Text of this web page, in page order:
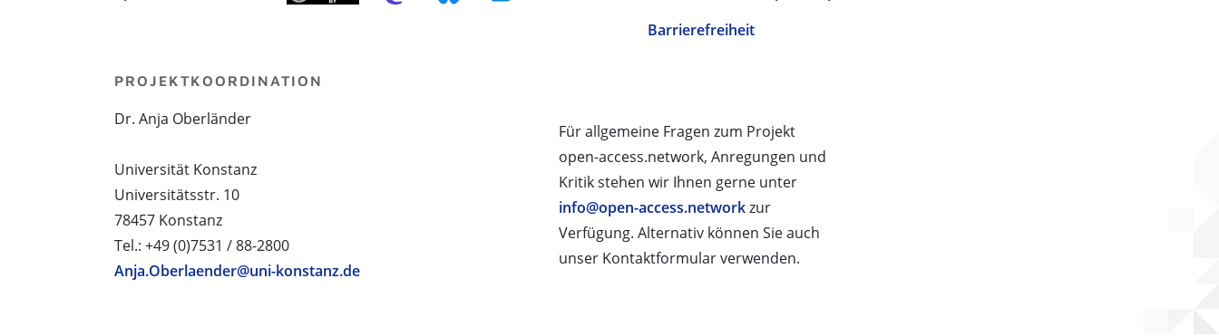
Barrierefreiheit
Für allgemeine Fragen zum Projekt
open-access.network, Anregungen und
Kritik stehen wir Ihnen gerne unter
info@open-access.networkzur
Verfügung. Alternativ können Sie auch
unser Kontaktformular verwenden.
PROJEKTKOORDINATION
Dr. Anja Oberländer
Universität Konstanz
Universitätsstr. 10
78457 Konstanz
Tel.: +49 (0)7531 / 88-2800
Anja.Oberlaender@uni-konstanz.de